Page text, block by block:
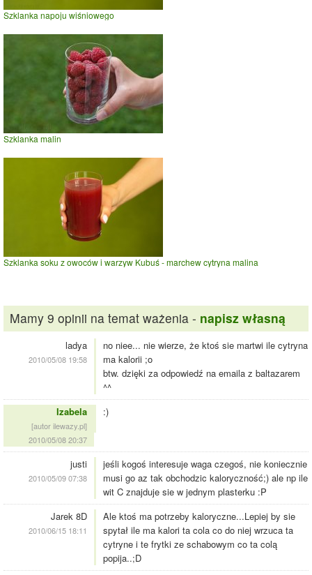
Szklanka napoju wiśniowego
Szklanka malin
Szklanka soku z owoców i warzyw Kubuś - marchew cytryna malina
Mamy 9 opinii na temat ważenia - napisz własną
ladya
2010/05/08 19:58
no niee... nie wierze, że ktoś sie martwi ile cytryna
ma kalorii ;o
btw. dzięki za odpowiedź na emaila z baltazarem
^^
Izabela
[autor ilewazy.pl]
2010/05/08 20:37
:)
justi
2010/05/09 07:38
jeśli kogoś interesuje waga czegoś, nie koniecznie
musi go az tak obchodzic kaloryczność;) ale np ile
wit C znajduje sie w jednym plasterku :P
Jarek 8D
2010/06/15 18:11
Ale ktoś ma potrzeby kaloryczne...Lepiej by sie
spytał ile ma kalori ta cola co do niej wrzuca ta
cytryne i te frytki ze schabowym co ta colą
popija..;D